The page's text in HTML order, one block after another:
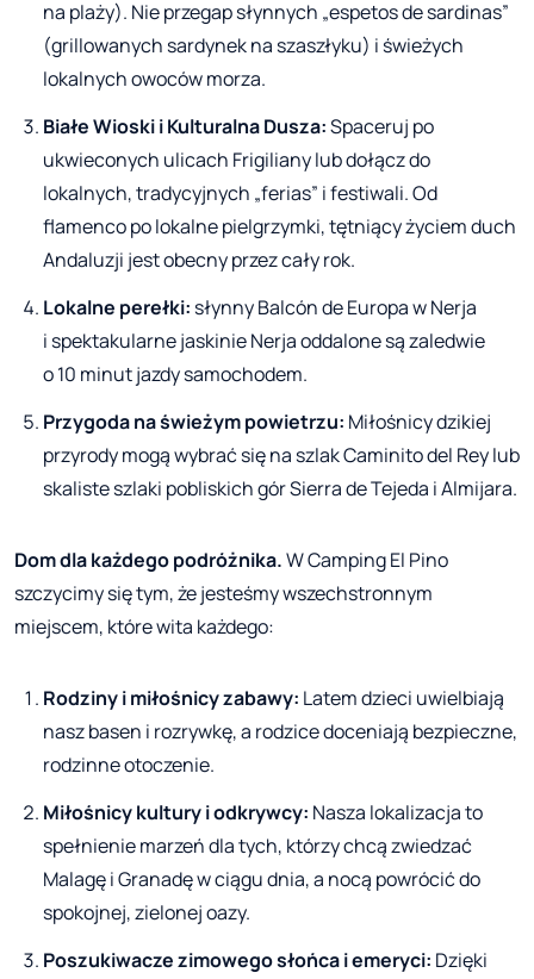
na plaży). Nie przegap słynnych „espetos de sardinas”
(grillowanych sardynek na szaszłyku) i świeżych
lokalnych owoców morza.
Białe Wioski i Kulturalna Dusza:Spaceruj po
ukwieconych ulicach Frigiliany lub dołącz do
lokalnych, tradycyjnych „ferias” i festiwali. Od
flamenco po lokalne pielgrzymki, tętniący życiem duch
Andaluzji jest obecny przez cały rok.
Lokalne perełki: słynny Balcón de Europa w Nerja
i spektakularne jaskinie Nerja oddalone są zaledwie
o 10 minut jazdy samochodem.
Przygoda na świeżym powietrzu: Miłośnicy dzikiej
przyrody mogą wybrać się na szlak Caminito del Rey lub
skaliste szlaki pobliskich gór Sierra de Tejeda i Almijara.
Dom dla każdego podróżnika.W Camping El Pino
szczycimy się tym, że jesteśmy wszechstronnym
miejscem, które wita każdego:
Rodziny i miłośnicy zabawy: Latem dzieci uwielbiają
nasz basen i rozrywkę, a rodzice doceniają bezpieczne,
rodzinne otoczenie.
Miłośnicy kultury i odkrywcy: Nasza lokalizacja to
spełnienie marzeń dla tych, którzy chcą zwiedzać
Malagę i Granadę w ciągu dnia, a nocą powrócić do
spokojnej, zielonej oazy.
Poszukiwacze zimowego słońca i emeryci: Dzięki